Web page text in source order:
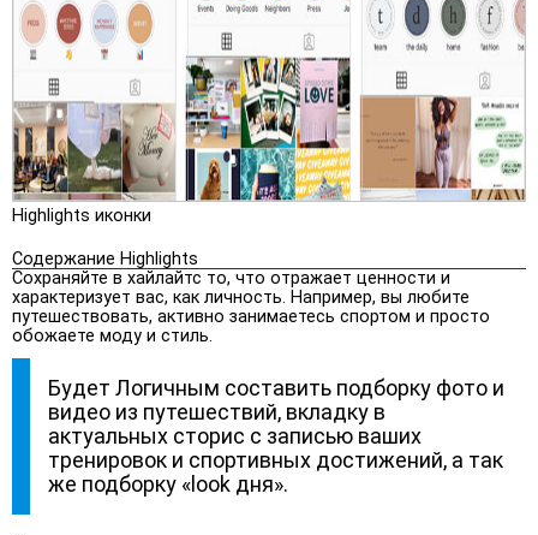
Highlights иконки
Содержание Highlights
Сохраняйте в хайлайтс то, что отражает ценности и
характеризует вас, как личность. Например, вы любите
путешествовать, активно занимаетесь спортом и просто
обожаете моду и стиль.
Будет Логичным составить подборку фото и
видео из путешествий, вкладку в
актуальных сторис с записью ваших
тренировок и спортивных достижений, а так
же подборку «look дня».